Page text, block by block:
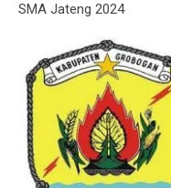
SMA Jateng 2024